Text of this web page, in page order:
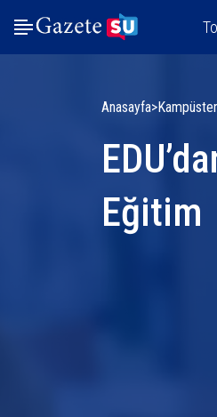
Anasayfa
Eğitim